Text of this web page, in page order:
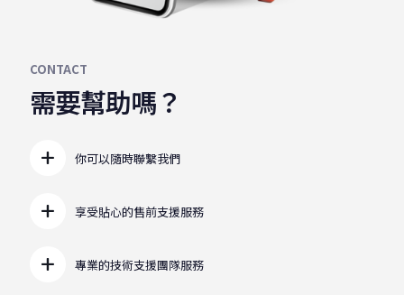
CONTACT
需要幫助嗎？
你可以隨時聯繫我們
享受貼心的售前支援服務
專業的技術支援團隊服務